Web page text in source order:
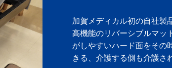
加賀メディカル初の自社製
高機能のリバーシブルマッ
がしやすいハード面をその
きる、介護する側も介護さ